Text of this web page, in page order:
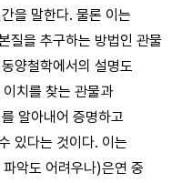
을 말한다. 물론 이는
질을 추구하는 방법인 관물
양철학에서의 설명도
치를 찾는 관물과
알아내어 증명하고
있다는 것이다. 이는
악도 어려우나)은연 중